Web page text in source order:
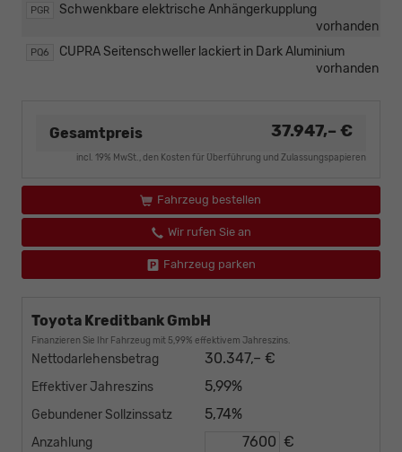
PGR
Schwenkbare elektrische Anhängerkupplung
vorhanden
PQ6
CUPRA Seitenschweller lackiert in Dark Aluminium
vorhanden
Gesamtpreis 37.947,– €
incl. 19% MwSt., den Kosten für Überführung und Zulassungspapieren
Fahrzeug bestellen
Wir rufen Sie an
Fahrzeug parken
Toyota Kreditbank GmbH
Finanzieren Sie Ihr Fahrzeug mit 5,99% effektivem Jahreszins.
Nettodarlehensbetrag 30.347,– €
Effektiver Jahreszins 5,99%
Gebundener Sollzinssatz 5,74%
Anzahlung €